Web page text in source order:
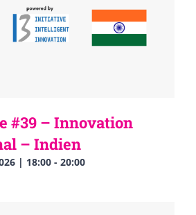
#39 – Innovation
– Indien
| 18:00 - 20:00